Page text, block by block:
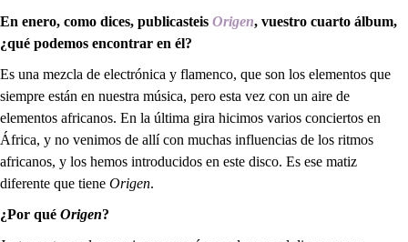
En enero, como dices, publicasteis Origen, vuestro cuarto álbum,
¿qué podemos encontrar en él?
Es una mezcla de electrónica y flamenco, que son los elementos que
siempre están en nuestra música, pero esta vez con un aire de
elementos africanos. En la última gira hicimos varios conciertos en
África, y no venimos de allí con muchas influencias de los ritmos
africanos, y los hemos introducidos en este disco. Es ese matiz
diferente que tiene Origen.
¿Por qué Origen?